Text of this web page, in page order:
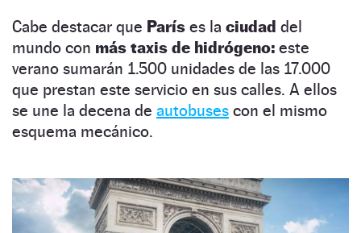
Cabe destacar que París es la ciudad del
mundo con más taxis de hidrógeno: este
verano sumarán 1.500 unidades de las 17.000
que prestan este servicio en sus calles. A ellos
se une la decena de autobuses con el mismo
esquema mecánico.